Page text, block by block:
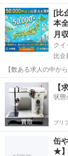
ただきます。 単なる軽作業ではなく、スタッフの管理やシフト調整な
ど、現場を支えるポジシ
ネジメントスキル...
埼玉 比企郡
[比
本
月
クイ
比企
【数ある求人の中か
す!!】 全国に様々な
況に応じてマッチし
けしてみたい方やど
埼玉 比企郡
【
状態
プリ
缶
★】